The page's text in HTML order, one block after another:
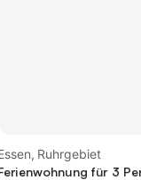
Ruhrgebiet
für 3